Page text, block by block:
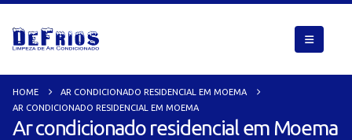
HOME
AR CONDICIONADO RESIDENCIAL EM MOEMA
AR CONDICIONADO RESIDENCIAL EM MOEMA
Ar condicionado residencial em Moema